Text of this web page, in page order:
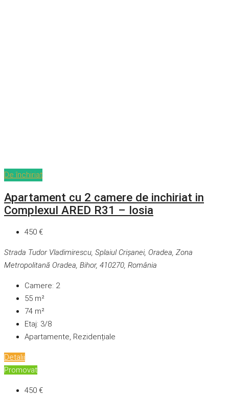
De închiriat
Apartament cu 2 camere de inchiriat in
Complexul ARED R31 – Iosia
450 €
Strada Tudor Vladimirescu, Splaiul Crișanei, Oradea, Zona
Metropolitană Oradea, Bihor, 410270, România
Camere: 2
55 m²
74 m²
Etaj: 3/8
Apartamente, Rezidențiale
Detalii
Promovat
450 €